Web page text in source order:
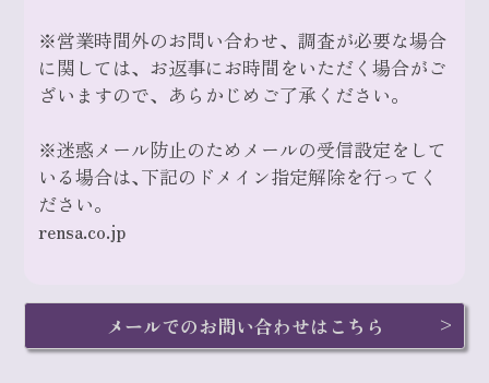
※営業時間外のお問い合わせ、調査が必要な場合
に関しては、お返事にお時間をいただく場合がご
ざいますので、あらかじめご了承ください。
※迷惑メール防止のためメールの受信設定をして
いる場合は､下記のドメイン指定解除を行ってく
ださい｡
rensa.co.jp
メールでのお問い合わせはこちら